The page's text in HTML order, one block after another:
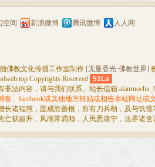
空间 新浪微博 腾讯微博 人人网
佛教文化传播工作室制作 [无量香光·佛教世界]
Copyrights Reserved 51La
法内容，请与我们联系。站长信箱
客、facebook或其他地方转贴或相告本站网址或
长诸福慧，圆成胜善根，所有刀兵劫，及与饥
亡获超升，风雨常调顺，人民悉康宁，法界诸含